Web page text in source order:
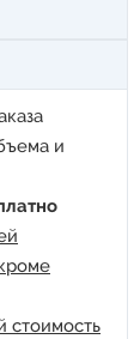
и
стоимость